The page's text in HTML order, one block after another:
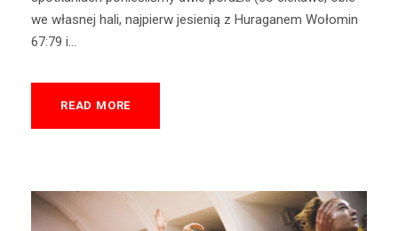
we własnej hali, najpierw jesienią z Huraganem Wołomin
67:79 i...
READ MORE